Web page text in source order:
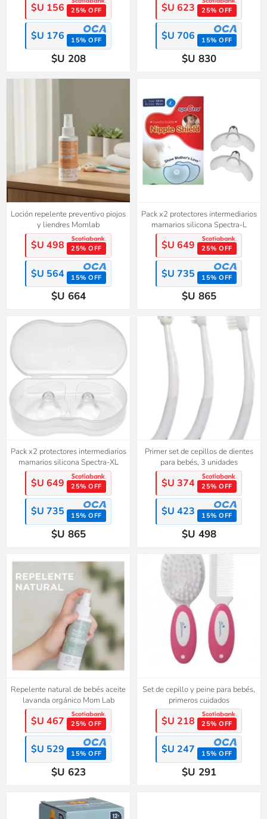
$U 156 25% OFF
$U 176 15% OFF
$U 208
$U 623 25% OFF
$U 706 15% OFF
$U 830
Loción repelente preventivo piojos
y liendres Momlab
$U 498 25% OFF
$U 564 15% OFF
$U 664
Pack x2 protectores intermediarios
mamarios silicona Spectra-L
$U 649 25% OFF
$U 735 15% OFF
$U 865
Pack x2 protectores intermediarios
mamarios silicona Spectra-XL
$U 649 25% OFF
$U 735 15% OFF
$U 865
Primer set de cepillos de dientes
para bebés, 3 unidades
$U 374 25% OFF
$U 423 15% OFF
$U 498
Repelente natural de bebés aceite
lavanda orgánico Mom Lab
$U 467 25% OFF
$U 529 15% OFF
$U 623
Set de cepillo y peine para bebés,
primeros cuidados
$U 218 25% OFF
$U 247 15% OFF
$U 291